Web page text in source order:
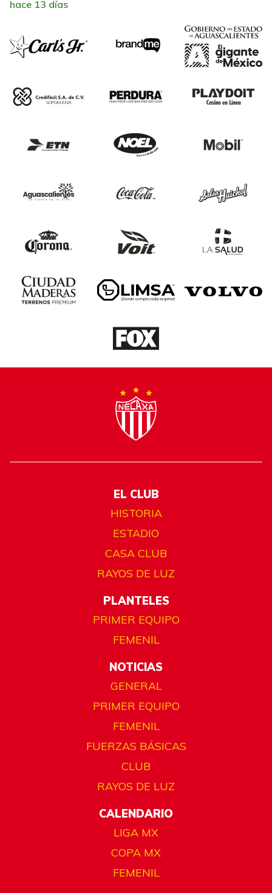
hace 13 días
EL CLUB
HISTORIA
ESTADIO
CASA CLUB
RAYOS DE LUZ
PLANTELES
PRIMER EQUIPO
FEMENIL
NOTICIAS
GENERAL
PRIMER EQUIPO
FEMENIL
FUERZAS BÁSICAS
CLUB
RAYOS DE LUZ
CALENDARIO
LIGA MX
COPA MX
FEMENIL